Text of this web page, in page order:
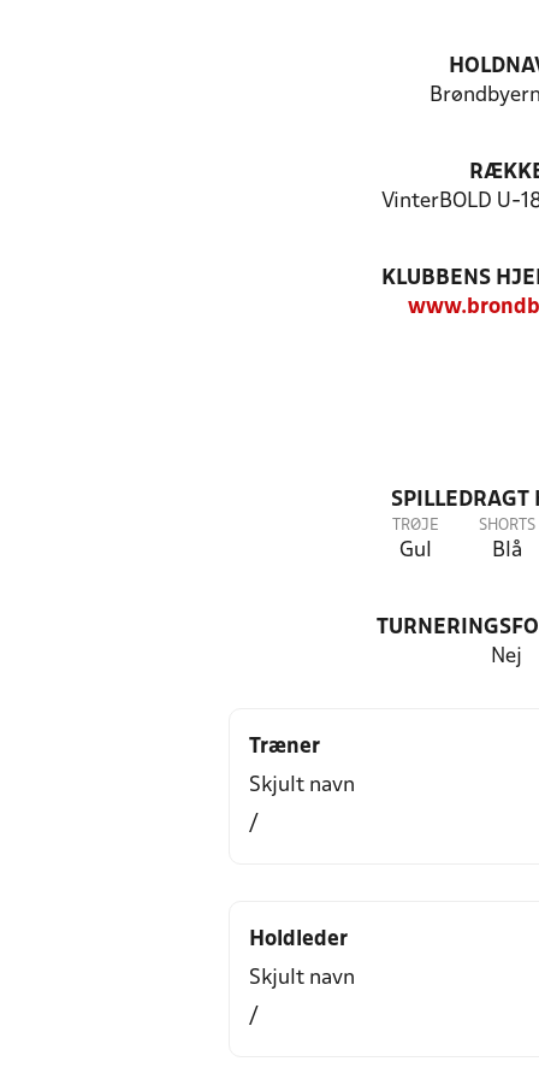
VinterBOLD U-
KLUBBENS
SPILLEDRAGT
TRØJE
Gul
SHORTS
Blå
Nej
Træner
Skjult navn
/
Holdleder
Skjult navn
/